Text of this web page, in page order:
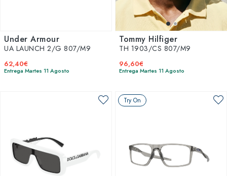
Under Armour
UA LAUNCH 2/G 807/M9
62,40€
Entrega Martes 11 Agosto
Tommy Hilfiger
TH 1903/CS 807/M9
96,60€
Entrega Martes 11 Agosto
Try On